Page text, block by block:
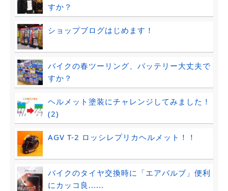
すか？
ショップブログはじめます！
バイクの春ツーリング、バッテリー大丈夫で
すか？
ヘルメット塗装にチャレンジしてみました！
(2)
AGV T-2 ロッシレプリカヘルメット！！
バイクのタイヤ交換時に「エアバルブ」便利
にカッコ良......